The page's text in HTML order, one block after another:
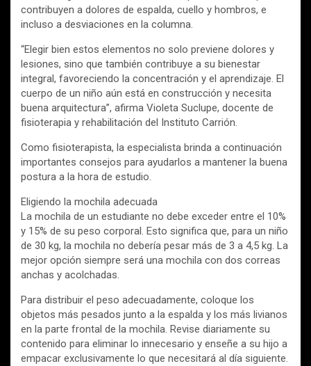
contribuyen a dolores de espalda, cuello y hombros, e
incluso a desviaciones en la columna.
“Elegir bien estos elementos no solo previene dolores y
lesiones, sino que también contribuye a su bienestar
integral, favoreciendo la concentración y el aprendizaje. El
cuerpo de un niño aún está en construcción y necesita
buena arquitectura”, afirma Violeta Suclupe, docente de
fisioterapia y rehabilitación del Instituto Carrión.
Como fisioterapista, la especialista brinda a continuación
importantes consejos para ayudarlos a mantener la buena
postura a la hora de estudio.
Eligiendo la mochila adecuada
La mochila de un estudiante no debe exceder entre el 10%
y 15% de su peso corporal. Esto significa que, para un niño
de 30 kg, la mochila no debería pesar más de 3 a 4,5 kg. La
mejor opción siempre será una mochila con dos correas
anchas y acolchadas.
Para distribuir el peso adecuadamente, coloque los
objetos más pesados junto a la espalda y los más livianos
en la parte frontal de la mochila. Revise diariamente su
contenido para eliminar lo innecesario y enseñe a su hijo a
empacar exclusivamente lo que necesitará al día siguiente.